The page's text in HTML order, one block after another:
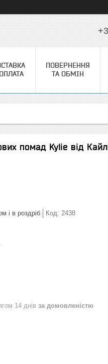
ПОВЕРНЕННЯ
ТА ОБМІН
помад Kylie від
і в роздріб Код: 2438
14 днів за домовленістю